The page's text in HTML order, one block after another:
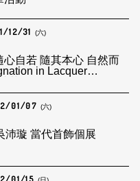
12/31 (六)
in Lacquer
01/07 (六)
沛璇 當代首飾個展